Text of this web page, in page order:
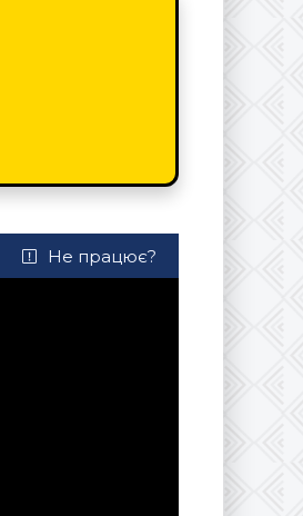
Не працює?